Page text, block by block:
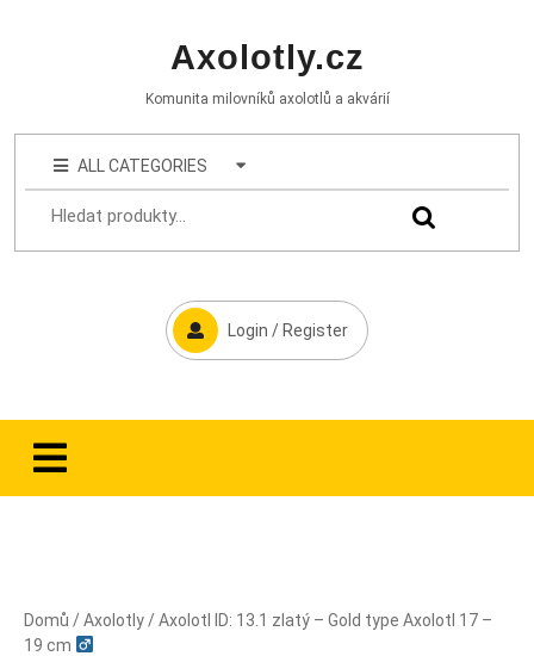
Axolotly.cz
Komunita milovníků axolotlů a akvárií
ALL CATEGORIES
Login / Register
Domů /Axolotly / Axolotl ID: 13.1 zlatý – Gold type Axolotl 17 –
19 cm